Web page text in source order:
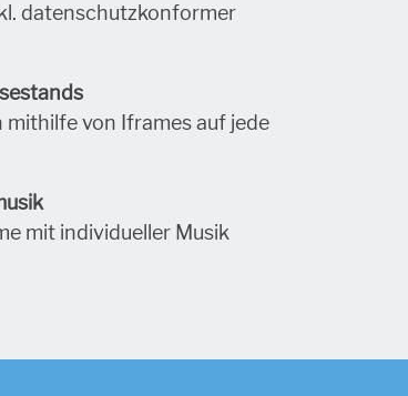
datenschutzkonformer
mithilfe von Iframes auf jede
mit individueller Musik